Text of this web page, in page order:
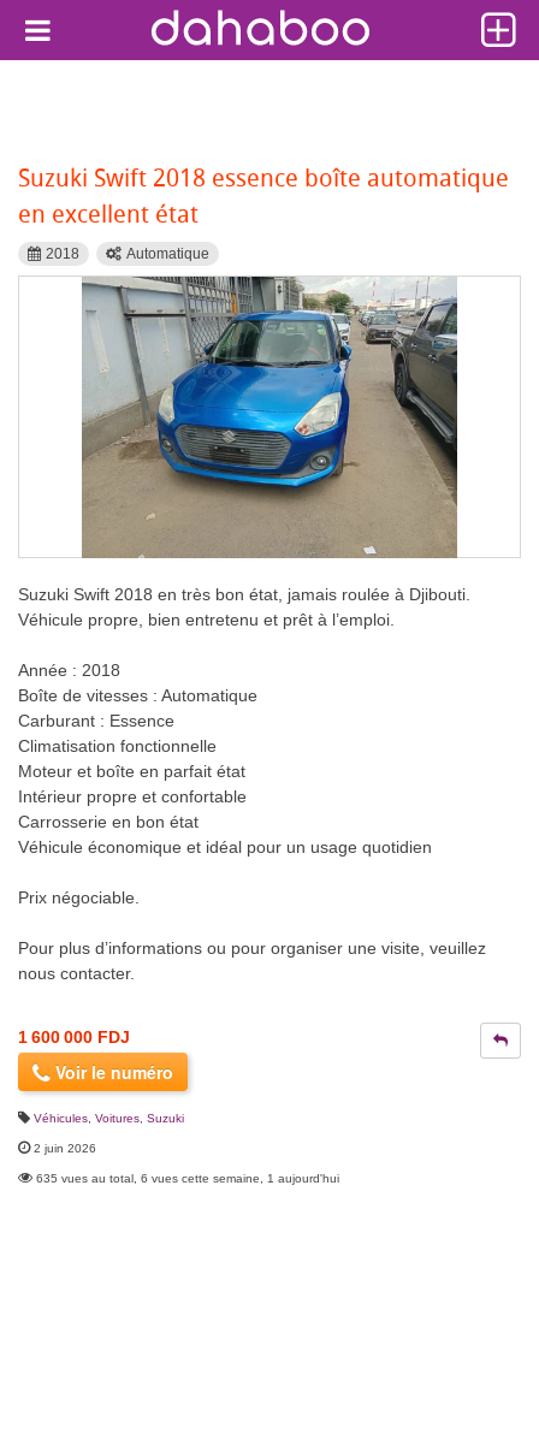
Suzuki Swift 2018 essence boîte automatique
en excellent état
2018 Automatique
Suzuki Swift 2018 en très bon état, jamais roulée à Djibouti.
Véhicule propre, bien entretenu et prêt à l’emploi.
Année : 2018
Boîte de vitesses : Automatique
Carburant : Essence
Climatisation fonctionnelle
Moteur et boîte en parfait état
Intérieur propre et confortable
Carrosserie en bon état
Véhicule économique et idéal pour un usage quotidien
Prix négociable.
Pour plus d’informations ou pour organiser une visite, veuillez
nous contacter.
1 600 000 FDJ
Voir le numéro
Véhicules Voitures Suzuki
2 juin 2026
635 vues au total, 6 vues cette semaine, 1 aujourd'hui